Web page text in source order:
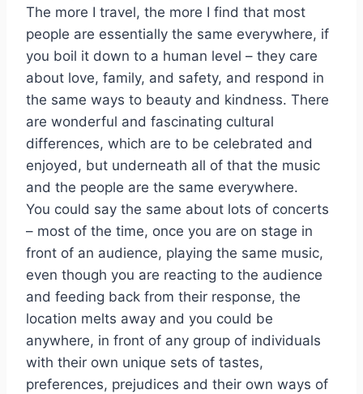
The more I travel, the more I find that most
people are essentially the same everywhere, if
you boil it down to a human level – they care
about love, family, and safety, and respond in
the same ways to beauty and kindness. There
are wonderful and fascinating cultural
differences, which are to be celebrated and
enjoyed, but underneath all of that the music
and the people are the same everywhere.
You could say the same about lots of concerts
– most of the time, once you are on stage in
front of an audience, playing the same music,
even though you are reacting to the audience
and feeding back from their response, the
location melts away and you could be
anywhere, in front of any group of individuals
with their own unique sets of tastes,
preferences, prejudices and their own ways of